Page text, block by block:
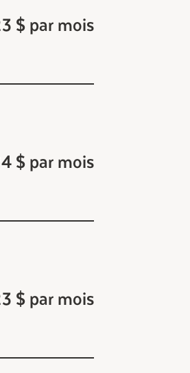
$ par mois
$ par mois
$ par mois